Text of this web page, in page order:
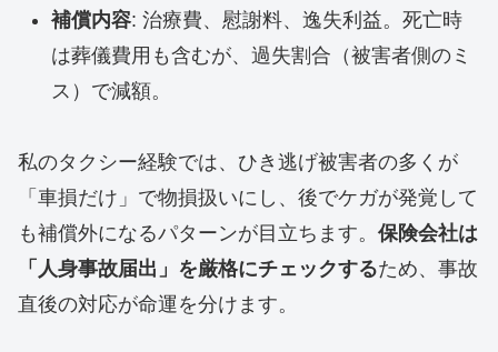
補償内容: 治療費、慰謝料、逸失利益。死亡時
は葬儀費用も含むが、過失割合（被害者側のミ
ス）で減額。
私のタクシー経験では、ひき逃げ被害者の多くが
「車損だけ」で物損扱いにし、後でケガが発覚して
も補償外になるパターンが目立ちます。 保険会社は
「人身事故届出」を厳格にチェックするため、事故
直後の対応が命運を分けます。